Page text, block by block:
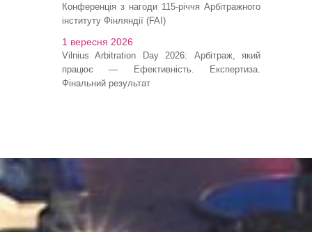
Конференція з нагоди 115-річчя Арбітражного
інституту Фінляндії (FAI)
1 вересня 2026
Vilnius Arbitration Day 2026: Арбітраж, який
працює — Ефективність. Експертиза.
Фінальний результат